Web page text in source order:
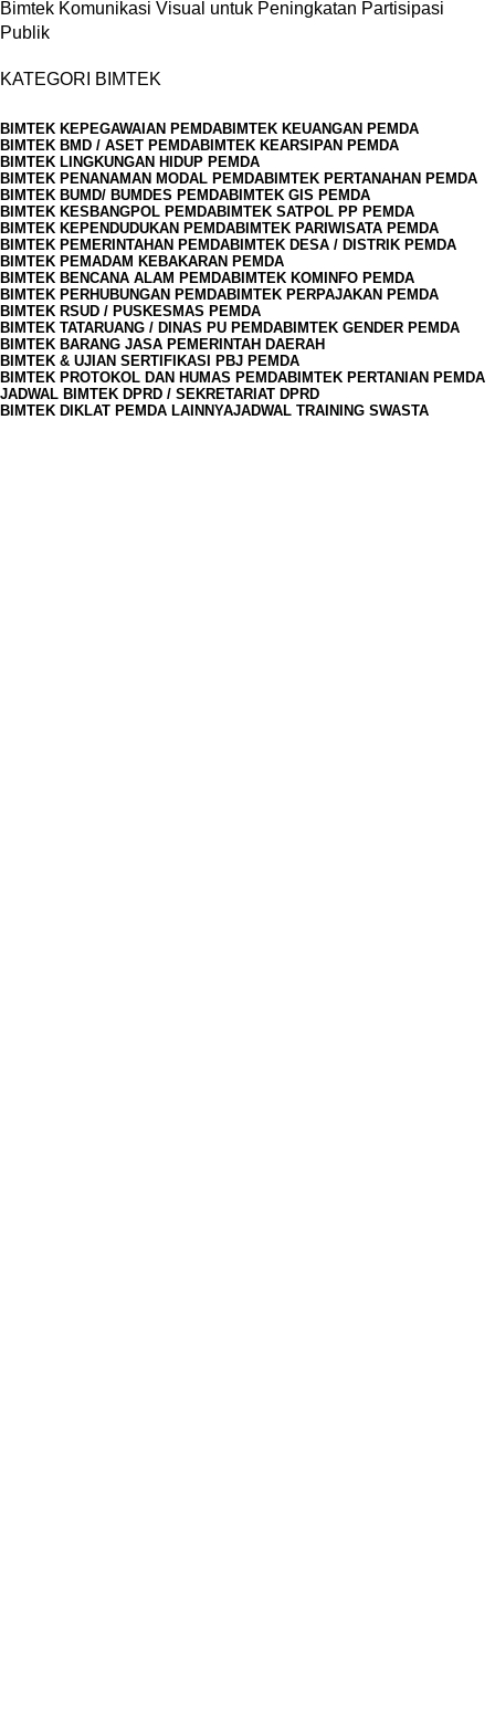
Bimtek Komunikasi Visual untuk Peningkatan Partisipasi
Publik
KATEGORI BIMTEK
BIMTEK KEPEGAWAIAN PEMDABIMTEK KEUANGAN PEMDA
BIMTEK BMD / ASET PEMDABIMTEK KEARSIPAN PEMDA
BIMTEK LINGKUNGAN HIDUP PEMDA
BIMTEK PENANAMAN MODAL PEMDABIMTEK PERTANAHAN PEMDA
BIMTEK BUMD/ BUMDES PEMDABIMTEK GIS PEMDA
BIMTEK KESBANGPOL PEMDABIMTEK SATPOL PP PEMDA
BIMTEK KEPENDUDUKAN PEMDABIMTEK PARIWISATA PEMDA
BIMTEK PEMERINTAHAN PEMDABIMTEK DESA / DISTRIK PEMDA
BIMTEK PEMADAM KEBAKARAN PEMDA
BIMTEK BENCANA ALAM PEMDABIMTEK KOMINFO PEMDA
BIMTEK PERHUBUNGAN PEMDABIMTEK PERPAJAKAN PEMDA
BIMTEK RSUD / PUSKESMAS PEMDA
BIMTEK TATARUANG / DINAS PU PEMDABIMTEK GENDER PEMDA
BIMTEK BARANG JASA PEMERINTAH DAERAH
BIMTEK & UJIAN SERTIFIKASI PBJ PEMDA
BIMTEK PROTOKOL DAN HUMAS PEMDABIMTEK PERTANIAN PEMDA
JADWAL BIMTEK DPRD / SEKRETARIAT DPRD
BIMTEK DIKLAT PEMDA LAINNYAJADWAL TRAINING SWASTA